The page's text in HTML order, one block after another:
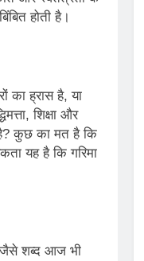
5 Days Ago
होती है।
का ह्रास है, या
शिक्षा और
है? कुछ का मत है कि
यह है कि गरिमा
जैसे शब्द आज भी